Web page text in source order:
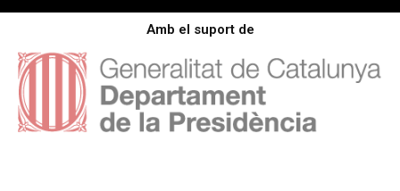
Amb el suport de